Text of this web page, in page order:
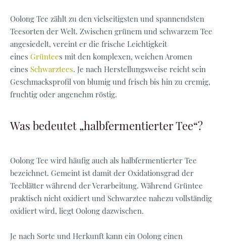
Oolong Tee zählt zu den vielseitigsten und spannendsten
Teesorten der Welt. Zwischen grünem und schwarzem Tee
angesiedelt, vereint er die frische Leichtigkeit
eines Grüntees mit den komplexen, weichen Aromen
eines Schwarztees. Je nach Herstellungsweise reicht sein
Geschmacksprofil von blumig und frisch bis hin zu cremig,
fruchtig oder angenehm röstig.
Was bedeutet „halbfermentierter Tee“?
Oolong Tee wird häufig auch als halbfermentierter Tee
bezeichnet. Gemeint ist damit der Oxidationsgrad der
Teeblätter während der Verarbeitung. Während Grüntee
praktisch nicht oxidiert und Schwarztee nahezu vollständig
oxidiert wird, liegt Oolong dazwischen.
Je nach Sorte und Herkunft kann ein Oolong einen